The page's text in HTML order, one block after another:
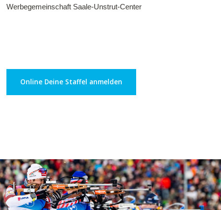
Werbegemeinschaft Saale-Unstrut-Center
Online Deine Staffel anmelden